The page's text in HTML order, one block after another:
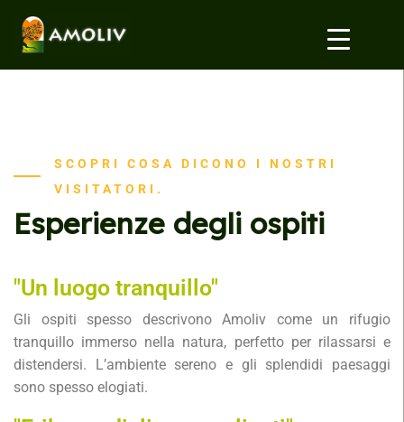
SCOPRI COSA DICONO I NOSTRI
VISITATORI.
Esperienze degli ospiti
"Un luogo tranquillo"
Gli ospiti spesso descrivono Amoliv come un rifugio
tranquillo immerso nella natura, perfetto per rilassarsi e
distendersi. L’ambiente sereno e gli splendidi paesaggi
sono spesso elogiati.